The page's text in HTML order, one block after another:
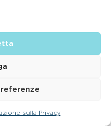
sulla Privacy
Magnetica, è
di un caso clinico
PIÙ VICINA A TE